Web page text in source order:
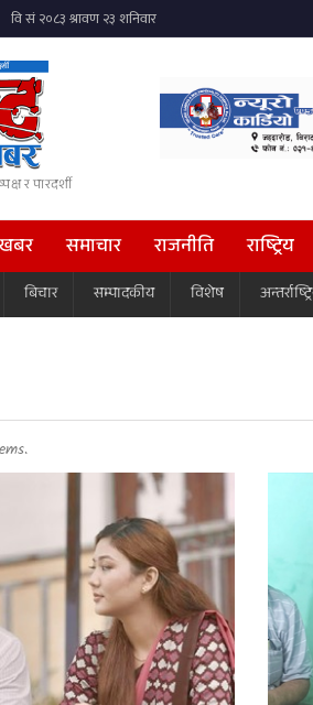
र पारदर्शी
समाचार राजनीति राष्ट्रिय
बिचार सम्पादकीय विशेष